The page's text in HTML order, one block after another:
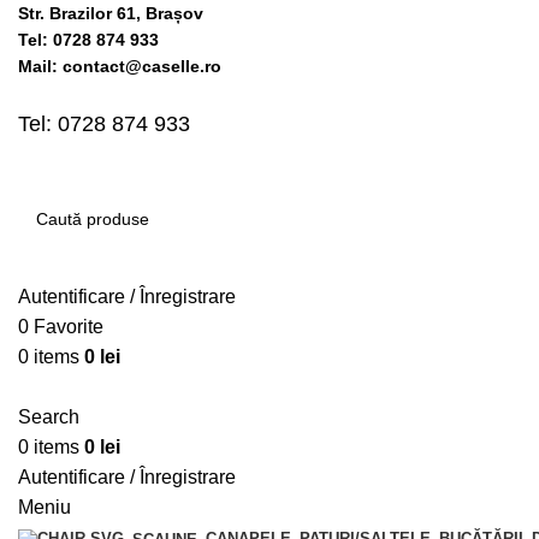
Str. Brazilor 61, Brașov
Tel: 0728 874 933
Mail: contact@caselle.ro
Tel: 0728 874 933
Autentificare / Înregistrare
0 Favorite
0 items 0 lei
Search
0 items 0 lei
Autentificare / Înregistrare
Meniu